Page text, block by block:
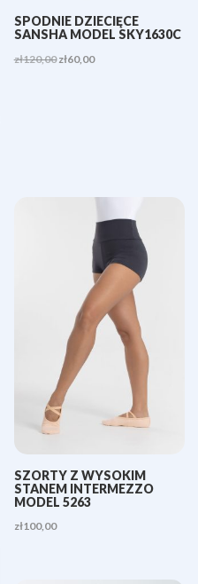
SPODNIE DZIECIĘCE
SANSHA MODEL SKY1630C
zł120,00Pierwotna
zł60,00Aktualna
SZORTY Z WYSOKIM
STANEM INTERMEZZO
MODEL 5263
zł100,00